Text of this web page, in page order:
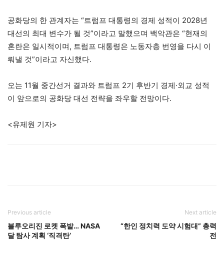
공화당의 한 관계자는 “트럼프 대통령의 경제 성적이 2028년
대선의 최대 변수가 될 것”이라고 말했으며 백악관은 “현재의
혼란은 일시적이며, 트럼프 대통령은 노동자층 번영을 다시 이
뤄낼 것”이라고 자신했다.
오는 11월 중간선거 결과와 트럼프 2기 후반기 경제·외교 성적
이 앞으로의 공화당 대선 전략을 좌우할 전망이다.
<유제원 기자>
Previous article
블루오리진 로켓 폭발… NASA
달 탐사 계획 ‘직격탄’
Next article
“한인 정치력 도약 시험대” 총력
전